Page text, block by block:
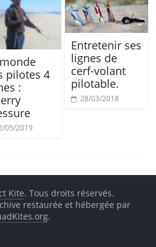
pilotes 4
:
05/2019
Entretenir ses
lignes de
cerf-volant
pilotable.
28/03/2018
Kite. Tous droits réservés.
restaurée et hébergée par
.